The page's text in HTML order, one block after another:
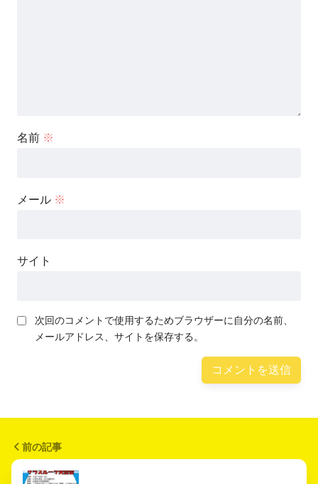
名前 ※
メール ※
サイト
次回のコメントで使用するためブラウザーに自分の名前、
メールアドレス、サイトを保存する。
前の記事